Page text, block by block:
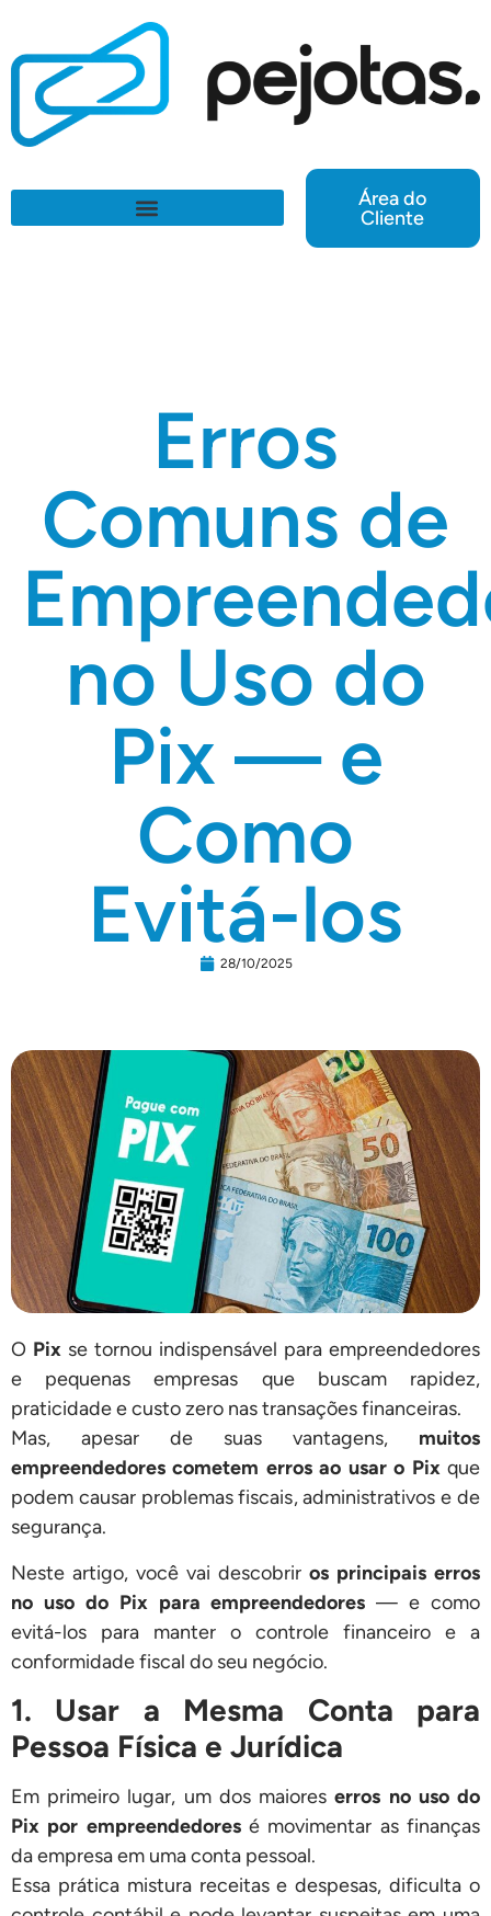
Área do
Cliente
Erros
Comuns de
no Uso do
Pix — e
Como
Evitá-los
28/10/2025
O Pix se tornou indispensável para empreendedores
e pequenas empresas que buscam rapidez,
praticidade e custo zero nas transações financeiras.
Mas, apesar de suas vantagens, muitos
empreendedores cometem erros ao usar o Pixque
podem causar problemas fiscais, administrativos e de
segurança.
Neste artigo, você vai descobrir os principais erros
no uso do Pix para empreendedores — e como
evitá-los para manter o controle financeiro e a
conformidade fiscal do seu negócio.
1. Usar a Mesma Conta para
Pessoa Física e Jurídica
Em primeiro lugar, um dos maioreserros no uso do
Pix por empreendedoresé movimentar as finanças
da empresa em uma conta pessoal.
Essa prática mistura receitas e despesas, dificulta o